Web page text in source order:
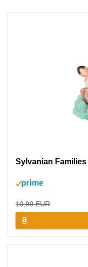
Sylvanian
10,99 EUR